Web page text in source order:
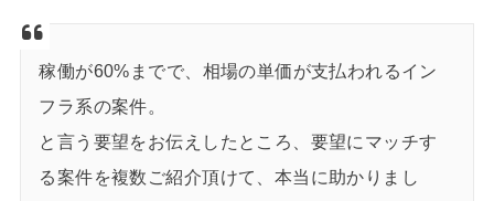
稼働が60%までで、相場の単価が支払われるイン
フラ系の案件。
と言う要望をお伝えしたところ、要望にマッチす
る案件を複数ご紹介頂けて、本当に助かりまし